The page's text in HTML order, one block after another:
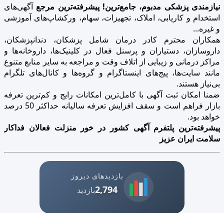
نیازمندی پزشکی مدبوم، جامع‌ترین! پیشرفته‌ترین مرجع آگهی‌های
استخدام و کاریابی، املاک، تجهیزات، سهام، ورکشاپ‌های آموزشی
و غیره...
همکاران محترم کادر درمان شامل پزشکان، دندانپزشکان،
داروسازان، دستیاران و پرسنل فعال در کلینیک‌ها، داروخانه‌ها و
مراکز درمانی و زیبایی از اتلاف وقت و مراجعه به سایر منابع متنوع
مانند سایت‌ها، پیج‌های اینستاگرام و گروه‌ها و کانال‌های تلگرام
بی‌نیاز هستند.
ضمنا امکان ثبت آگهی با کامل‌ترین امکانات رایج و کم‌ترین تعرفه
بازار فراهم است و سقف افزایش تعرفه سالیانه حداکثر 50 درصد
خواهد بود.
پیشرفته‌ترین پلتفرم آگهی کشور در خور منزلت فعالان فداکار
سلامت ایران عزیز
بازدیدهای دیروز
2,794بازدید